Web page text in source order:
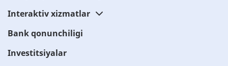
Interaktiv xizmatlar
Bank qonunchiligi
Investitsiyalar